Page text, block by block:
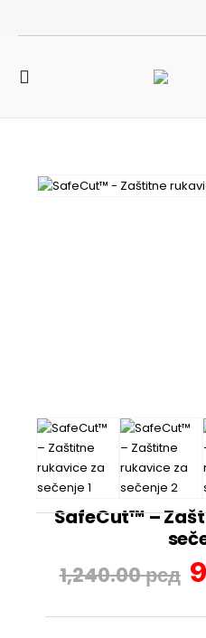
SafeCut™ –
1,240.00рсд